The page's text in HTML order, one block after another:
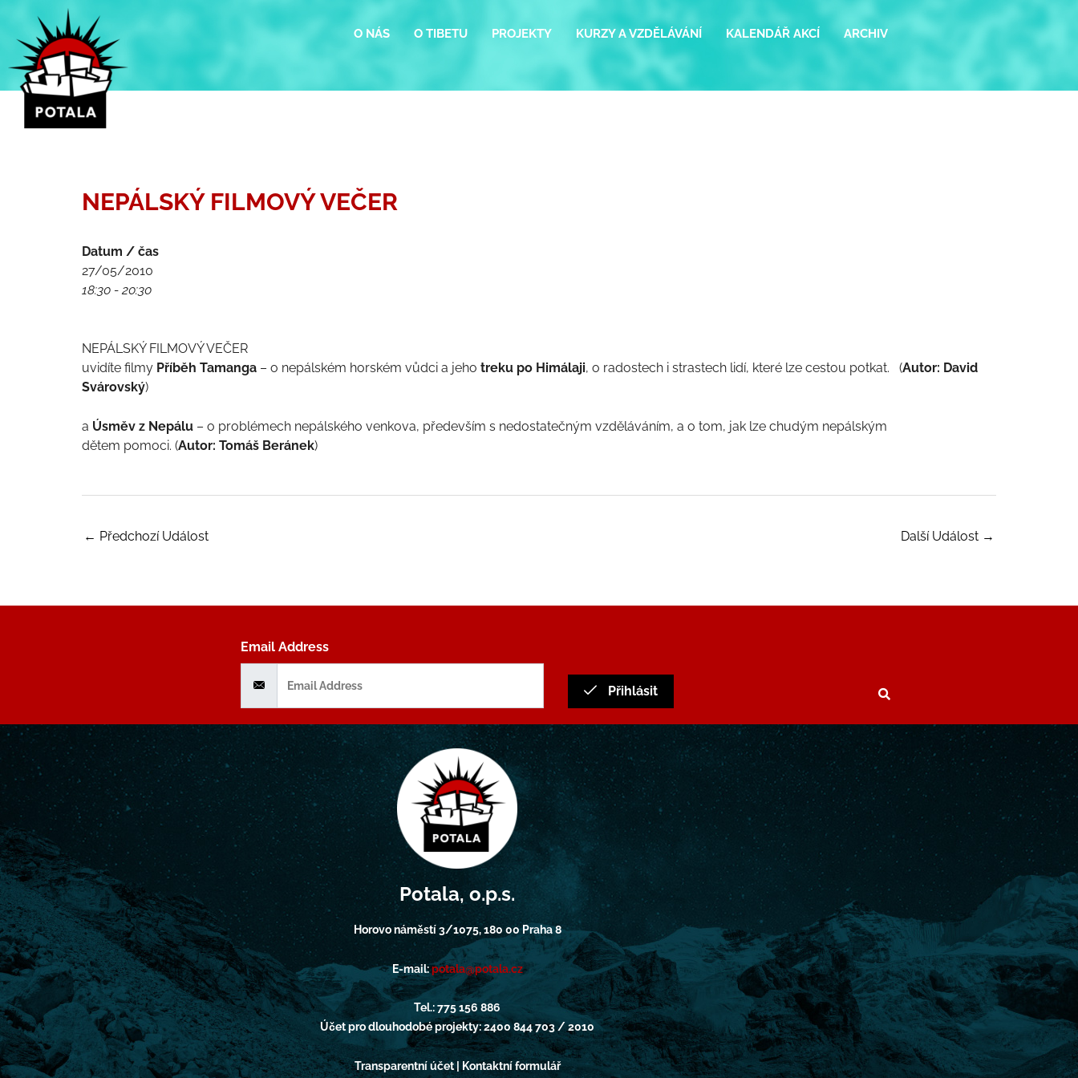
obsah
O NÁS O TIBETU PROJEKTY KURZY A VZDĚLÁVÁNÍ KALENDÁŘ AKCÍ ARCHIV
NEPÁLSKÝ FILMOVÝ VEČER
Datum / čas
27/05/2010
18:30 - 20:30
NEPÁLSKÝ FILMOVÝ VEČER
uvidíte filmy Příběh Tamanga – o nepálském horském vůdci a jeho treku po Himálaji, o radostech i strastech lidí, které lze cestou potkat. (Autor: David
Svárovský)
a Úsměv z Nepálu – o problémech nepálského venkova, především s nedostatečným vzděláváním, a o tom, jak lze chudým nepálským
dětem pomoci. (Autor: Tomáš Beránek)
← Předchozí Událost Další Událost →
Email Address
Přihlásit
Potala, o.p.s.
Horovo náměstí 3/1075, 180 00 Praha 8
E-mail:potala@potala.cz
Tel.: 775 156 886
Účet pro dlouhodobé projekty: 2400 844 703 / 2010
Transparentní účet | Kontaktní formulář